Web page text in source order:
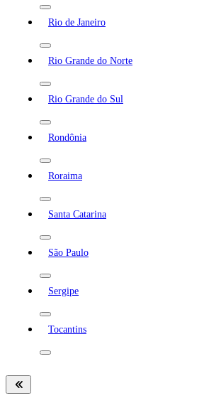
Rio de Janeiro
Rio Grande do Norte
Rio Grande do Sul
Rondônia
Roraima
Santa Catarina
São Paulo
Sergipe
Tocantins